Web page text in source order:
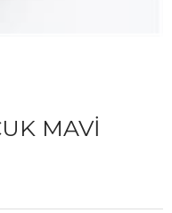
MAVİ